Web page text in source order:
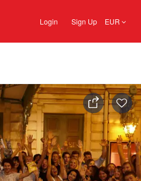
Login Sign Up EUR